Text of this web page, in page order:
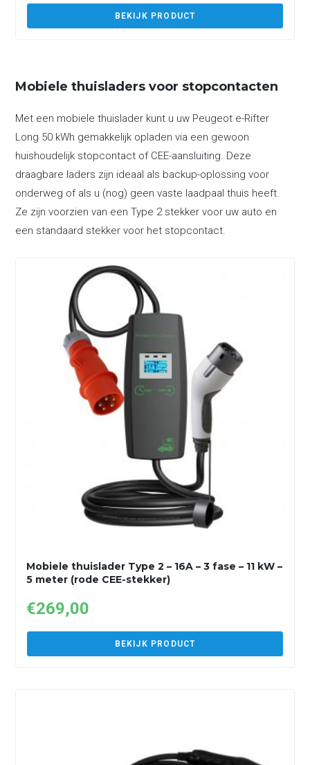
BEKIJK PRODUCT
Mobiele thuisladers voor stopcontacten
Met een mobiele thuislader kunt u uw Peugeot e-Rifter
Long 50 kWh gemakkelijk opladen via een gewoon
huishoudelijk stopcontact of CEE-aansluiting. Deze
draagbare laders zijn ideaal als backup-oplossing voor
onderweg of als u (nog) geen vaste laadpaal thuis heeft.
Ze zijn voorzien van een Type 2 stekker voor uw auto en
een standaard stekker voor het stopcontact.
Mobiele thuislader Type 2 – 16A – 3 fase – 11 kW –
5 meter (rode CEE-stekker)
€269,00
BEKIJK PRODUCT